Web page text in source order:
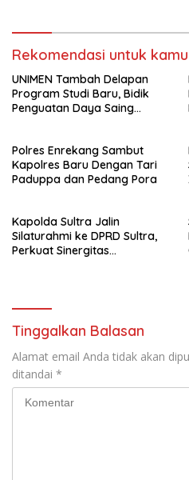
Rekomendasi untuk kamu
UNIMEN Tambah Delapan
Program Studi Baru, Bidik
Penguatan Daya Saing
Polres Enrekang Sambut
Kapolres Baru Dengan Tari
Paduppa dan Pedang Pora
Kapolda Sultra Jalin
Silaturahmi ke DPRD Sultra,
Perkuat Sinergitas
Tinggalkan Balasan
Alamat email Anda tidak akan
ditandai *